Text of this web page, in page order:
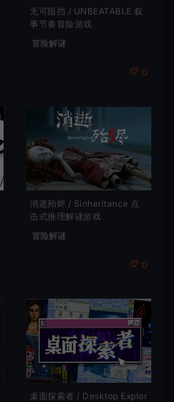
无可阻挡 / UNBEATABLE 叙
事节奏冒险游戏
冒险解谜
0
消逝殆烬 / Sinheritance 点
击式推理解谜游戏
冒险解谜
0
桌面探索者 / Desktop Explor